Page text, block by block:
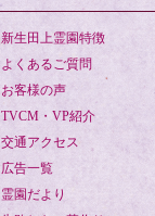
新生田上霊園特徴
よくあるご質問
お客様の声
TVCM・VP紹介
交通アクセス
広告一覧
霊園だより